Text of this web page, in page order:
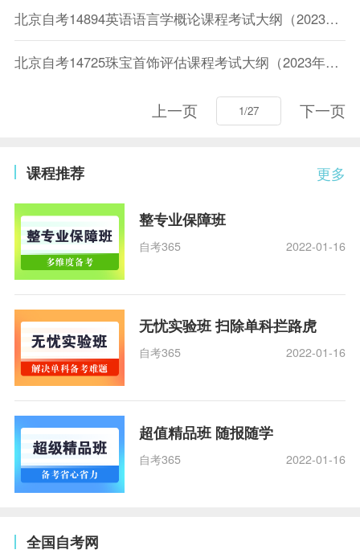
北京自考14894英语语言学概论课程考试大纲（2023年版专业计划）
北京自考14725珠宝首饰评估课程考试大纲（2023年版专业计划）
上一页 下一页
更多
课程推荐
整专业保障班
自考365 2022-01-16
无忧实验班 扫除单科拦路虎
自考365 2022-01-16
超值精品班 随报随学
自考365 2022-01-16
全国自考网